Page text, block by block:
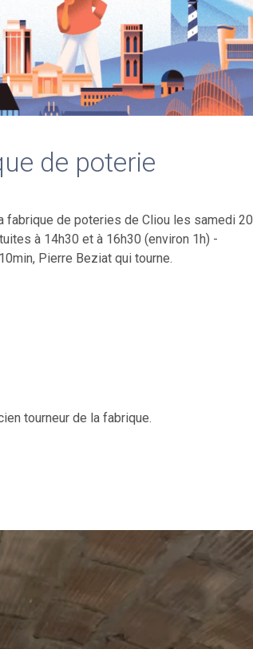
de poterie
fabrique de poteries de Cliou les samedi 20
à 14h30 et à 16h30 (environ 1h) -
Pierre Beziat qui tourne.
tourneur de la fabrique.